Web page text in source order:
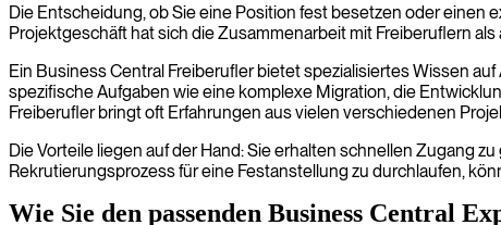
Die Entscheidung, ob Sie eine Position fest besetzen oder einen
Projektgeschäft hat sich die Zusammenarbeit mit Freiberuflern
Ein Business Central Freiberufler bietet spezialisiertes Wissen
spezifische Aufgaben wie eine komplexe Migration, die
Freiberufler bringt oft Erfahrungen aus vielen verschiedenen
Die Vorteile liegen auf der Hand: Sie erhalten schnellen Zugang
Rekrutierungsprozess für eine Festanstellung zu durchlaufen,
Wie Sie den passenden Business Central